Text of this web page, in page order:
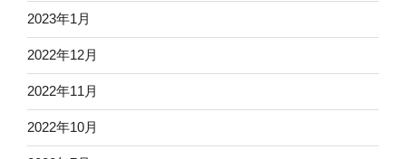
2023年1月
2022年12月
2022年11月
2022年10月